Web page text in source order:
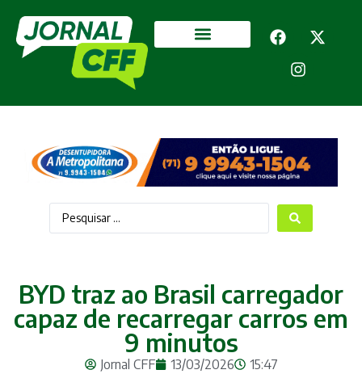
BYD traz ao Brasil carregador
capaz de recarregar carros em
9 minutos
Jornal CFF 13/03/2026
15:47